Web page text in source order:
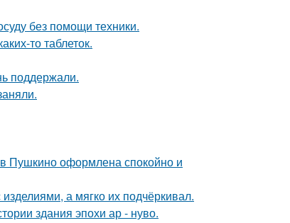
без помощи техники.
то таблеток.
поддержали.
Пушкино оформлена спокойно и
а мягко их подчёркивал.
здания эпохи ар - нуво.